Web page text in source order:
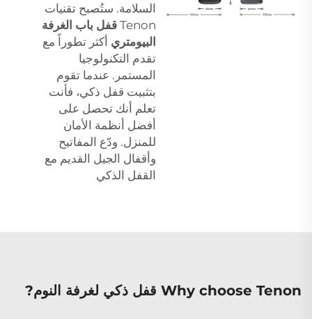
السلامة. ستُصبح تقنيات
Tenon قفل باب الغرفة
البيومتري أكثر تطوراً مع
تقدم التكنولوجيا
المستمر. عندما تقوم
بتثبيت قفل ذكي، فأنت
تعلم أنك تحصل على
أفضل أنظمة الأمان
للمنزل. ودّع المفاتيح
وأقفال الجيل القديم مع
القفل الذكي
Why choose Tenon قفل ذكي لغرفة النوم?